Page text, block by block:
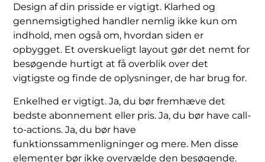
Design af din prisside er vigtigt. Klarhed og
gennemsigtighed handler nemlig ikke kun om
indhold, men også om, hvordan siden er
opbygget. Et overskueligt layout gør det nemt for
besøgende hurtigt at få overblik over det
vigtigste og finde de oplysninger, de har brug for.
Enkelhed er vigtigt. Ja, du bør fremhæve det
bedste abonnement eller pris. Ja, du bør have call-
to-actions. Ja, du bør have
funktionssammenligninger og mere. Men disse
elementer bør ikke overvælde den besøgende.